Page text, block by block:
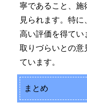
寧であること、施
見られます。特に
高い評価を得てい
取りづらいとの意
ています。
まとめ